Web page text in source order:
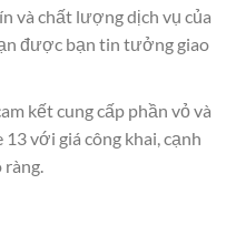
và chất lượng dịch vụ của
được bạn tin tưởng giao
kết cung cấp phần vỏ và
với giá công khai, cạnh